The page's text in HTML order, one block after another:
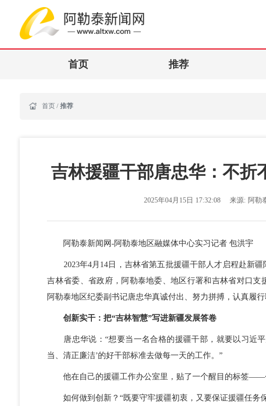
首页 推荐
首页 / 推荐
吉林援疆干部唐忠华：不折
2025年04月15日 17:32:08 来源: 阿勒
阿勒泰新闻网-阿勒泰地区融媒体中心实习记者 包洪宇
2023年4月14日，吉林省第五批援疆干部人才启程赴新疆
吉林省委、省政府，阿勒泰地委、地区行署和吉林省对口
阿勒泰地区纪委副书记唐忠华真诚付出、努力拼搏，认真履
创新实干：把“吉林智慧”写进新疆发展答卷
唐忠华说：“想要当一名合格的援疆干部，就要以习近平
当、清正廉洁’的好干部标准去做每一天的工作。”
他在自己的援疆工作办公室里，贴了一个醒目的标签——
如何做到创新？“既要守牢援疆初衷，又要保证援疆任务